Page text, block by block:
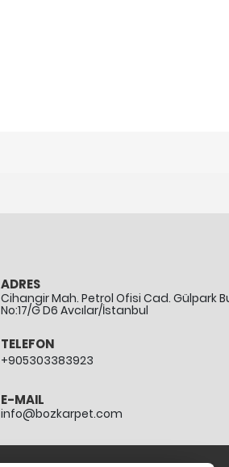
ADRES
Cihangir Mah. Petrol Ofisi Cad. Gülpark
No:17/G D6 Avcılar/İstanbul
TELEFON
+905303383923
E-MAIL
info@bozkarpet.com